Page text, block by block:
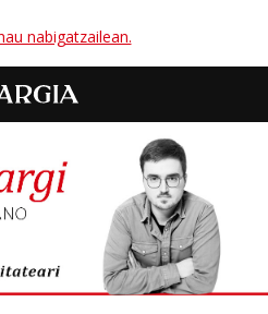
nabigatzailean.